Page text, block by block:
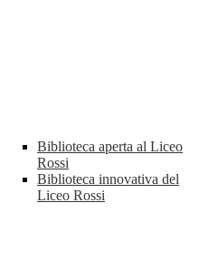
Biblioteca aperta al Liceo
Rossi
Biblioteca innovativa del
Liceo Rossi